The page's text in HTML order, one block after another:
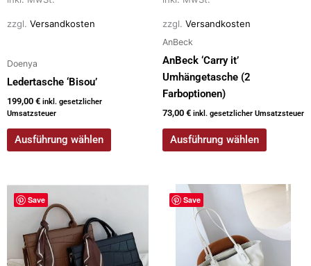
zzgl. Versandkosten
Doenya
Ledertasche ‘Bisou’
199,00 € inkl. gesetzlicher
Umsatzsteuer
Ausführung wählen
Produktseite
werden
zzgl. Versandkosten
AnBeck
AnBeck ‘Carry it’
Umhängetasche (2
Farboptionen)
73,00 € inkl. gesetzlicher Umsatzsteuer
Ausführung wählen
Produktseite
gewählt
werden
Save Save
Dieses
Produkt
mehrere
Varianten